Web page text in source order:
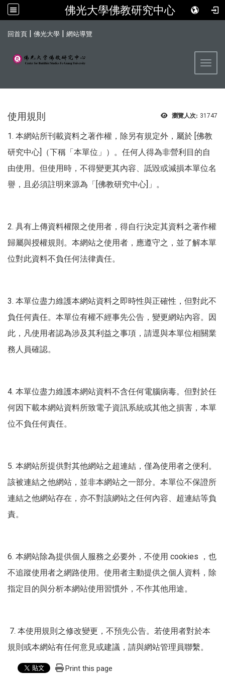
佛光大學佛教研究中心
回首頁 | 佛光大學 | 網站導覽
瀏覽人次: 31747
使用規則
1. 本網站所刊載資料之著作權，除另有規定外，屬於 [佛教
研究中心]（下稱「本單位」）。任何人得為非營利目的自
由使用。但使用時，不得變更其內容、詆毀或減損本單位名
譽，且必須註明來源為「[佛教研究中心]」。
2. 具有上傳資料權限之使用者，得自行決定其資料之著作權
歸屬與授權規則。本網站之使用者，應遵守之，並了解本單
位對此資料不負任何法律責任。
3. 本單位盡力維護本網站資料之即時性與正確性，但對此不
負任何責任。本單位有權不經事先公告，變更網站內容。因
此，凡使用者認為涉及其利益之事項，請逕與本單位相關業
務人員確認。
4. 本單位盡力維護本網站資料不含任何電腦病毒。但對於任
何因下載本網站資料所致電子資訊系統或其他之損害，本單
位不負任何責任。
5. 本網站所提供對其他網站之超連結，僅為使用者之便利。
該被連結之他網站，並非本網站之一部分。本單位不保證所
連結之他網站存在，亦不對該網站之任何內容、超連結等負
責。
6. 本網站除為提供個人服務之必要外，不使用 cookies
，也
不追蹤使用者之網路使用。使用者主動提供之個人資料，除
指定目的與分析本網站使用習慣外，不作其他用途。
7. 本使用規則之修改變更，不預先公告。若使用者對於本
規則或本網站有任何意見或建議，請與網站管理員聯繫。
Print this page